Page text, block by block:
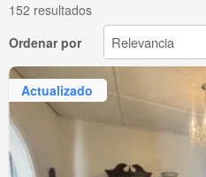
152 resultados
Ordenar por
Actualizado